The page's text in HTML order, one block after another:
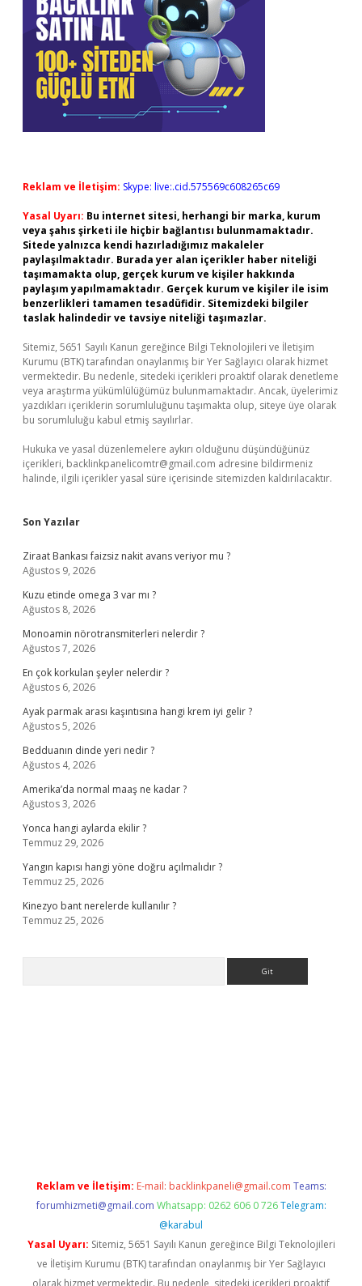
Reklam ve İletişim: Skype: live:.cid.575569c608265c69
Yasal Uyarı: Bu internet sitesi, herhangi bir marka, kurum
veya şahıs şirketi ile hiçbir bağlantısı bulunmamaktadır.
Sitede yalnızca kendi hazırladığımız makaleler
paylaşılmaktadır. Burada yer alan içerikler haber niteliği
taşımamakta olup, gerçek kurum ve kişiler hakkında
paylaşım yapılmamaktadır. Gerçek kurum ve kişiler ile isim
benzerlikleri tamamen tesadüfidir. Sitemizdeki bilgiler
taslak halindedir ve tavsiye niteliği taşımazlar.
Sitemiz, 5651 Sayılı Kanun gereğince Bilgi Teknolojileri ve İletişim
Kurumu (BTK) tarafından onaylanmış bir Yer Sağlayıcı olarak hizmet
vermektedir. Bu nedenle, sitedeki içerikleri proaktif olarak denetleme
veya araştırma yükümlülüğümüz bulunmamaktadır. Ancak, üyelerimiz
yazdıkları içeriklerin sorumluluğunu taşımakta olup, siteye üye olarak
bu sorumluluğu kabul etmiş sayılırlar.
Hukuka ve yasal düzenlemelere aykırı olduğunu düşündüğünüz
içerikleri, backlinkpanelicomtr@gmail.com adresine bildirmeniz
halinde, ilgili içerikler yasal süre içerisinde sitemizden kaldırılacaktır.
Son Yazılar
Ziraat Bankası faizsiz nakit avans veriyor mu ?
Ağustos 9, 2026
Kuzu etinde omega 3 var mı ?
Ağustos 8, 2026
Monoamin nörotransmiterleri nelerdir ?
Ağustos 7, 2026
En çok korkulan şeyler nelerdir ?
Ağustos 6, 2026
Ayak parmak arası kaşıntısına hangi krem iyi gelir ?
Ağustos 5, 2026
Bedduanın dinde yeri nedir ?
Ağustos 4, 2026
Amerika’da normal maaş ne kadar ?
Ağustos 3, 2026
Yonca hangi aylarda ekilir ?
Temmuz 29, 2026
Yangın kapısı hangi yöne doğru açılmalıdır ?
Temmuz 25, 2026
Kinezyo bant nerelerde kullanılır ?
Temmuz 25, 2026
Reklam ve İletişim: E-mail: backlinkpaneli@gmail.com Teams:
forumhizmeti@gmail.com Whatsapp: 0262 606 0 726 Telegram:
@karabul
Yasal Uyarı: Sitemiz, 5651 Sayılı Kanun gereğince Bilgi Teknolojileri
ve İletişim Kurumu (BTK) tarafından onaylanmış bir Yer Sağlayıcı
olarak hizmet vermektedir. Bu nedenle, sitedeki içerikleri proaktif